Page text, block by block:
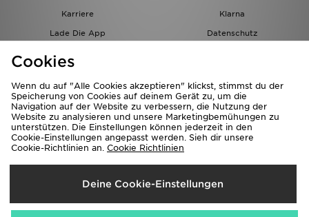
Karriere
Klarna
Lade Die App
Datenschutz
Lieferung Nach
Österreich
Cookies
Wenn du auf "Alle Cookies akzeptieren" klickst, stimmst du der
Speicherung von Cookies auf deinem Gerät zu, um die
Navigation auf der Website zu verbessern, die Nutzung der
Website zu analysieren und unsere Marketingbemühungen zu
unterstützen. Die Einstellungen können jederzeit in den
Cookie-Einstellungen angepasst werden. Sieh dir unsere
Cookie-Richtlinien an. Cookie Richtlinien
Deine Cookie-Einstellungen